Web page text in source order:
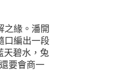
緣。潘開
口編出一段
天碧水，兔
要會商一